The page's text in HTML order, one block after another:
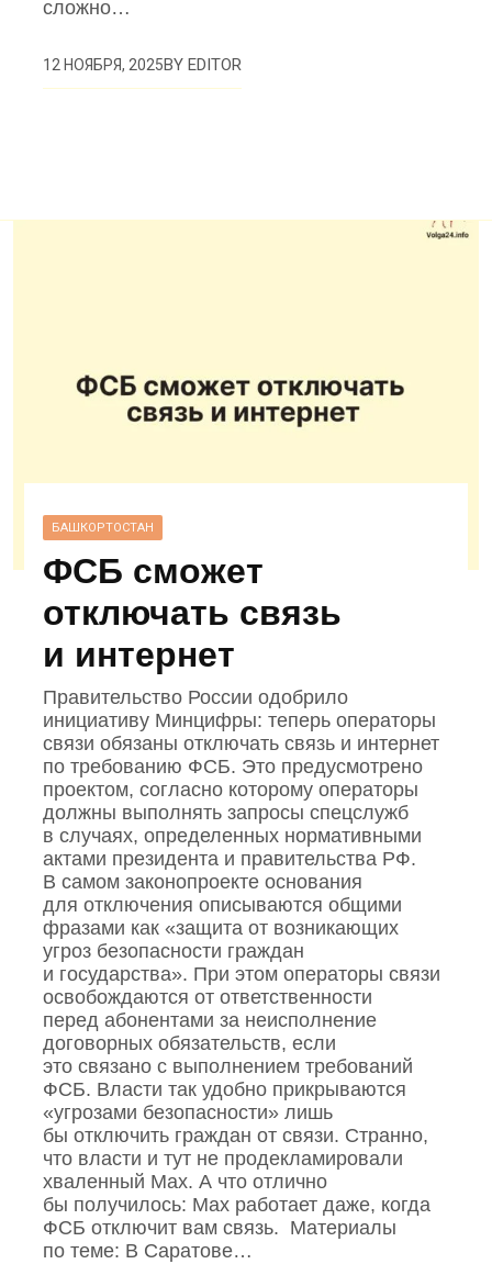
сложно…
12 НОЯБРЯ, 2025BYEDITOR
БАШКОРТОСТАН
ФСБ сможет
отключать связь
и интернет
Правительство России одобрило
инициативу Минцифры: теперь операторы
связи обязаны отключать связь и интернет
по требованию ФСБ. Это предусмотрено
проектом, согласно которому операторы
должны выполнять запросы спецслужб
в случаях, определенных нормативными
актами президента и правительства РФ.
В самом законопроекте основания
для отключения описываются общими
фразами как «защита от возникающих
угроз безопасности граждан
и государства». При этом операторы связи
освобождаются от ответственности
перед абонентами за неисполнение
договорных обязательств, если
это связано с выполнением требований
ФСБ. Власти так удобно прикрываются
«угрозами безопасности» лишь
бы отключить граждан от связи. Странно,
что власти и тут не продекламировали
хваленный Max. А что отлично
бы получилось: Max работает даже, когда
ФСБ отключит вам связь. Материалы
по теме: В Саратове…